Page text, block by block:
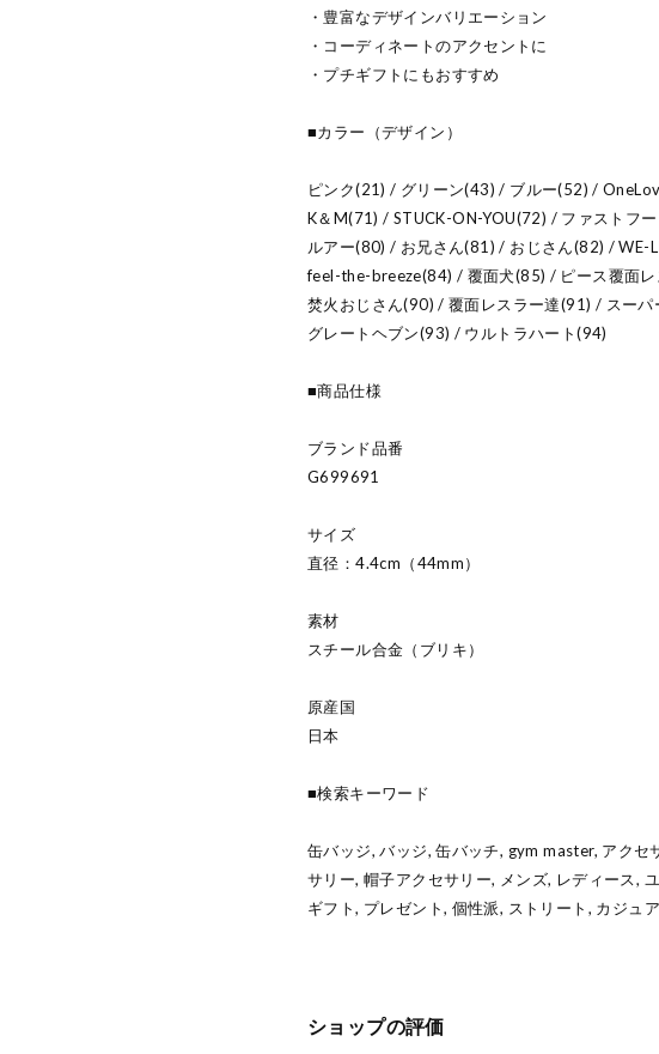
・豊富なデザインバリエーション
・コーディネートのアクセントに
・プチギフトにもおすすめ
■カラー（デザイン）
ピンク(21) / グリーン(43) / ブルー(52) /
K＆M(71) / STUCK-ON-YOU(72) / ファストフ
ルアー(80) / お兄さん(81) / おじさん(82) / WE-
feel-the-breeze(84) / 覆面犬(85) / ピース覆面
焚火おじさん(90) / 覆面レスラー達(91) / スー
グレートヘブン(93) / ウルトラハート(94)
■商品仕様
ブランド品番
G699691
サイズ
直径：4.4cm（44mm）
素材
スチール合金（ブリキ）
原産国
日本
■検索キーワード
缶バッジ, バッジ, 缶バッチ, gym master, アクセ
サリー, 帽子アクセサリー, メンズ, レディース,
ギフト, プレゼント, 個性派, ストリート, カジュ
ショップの評価